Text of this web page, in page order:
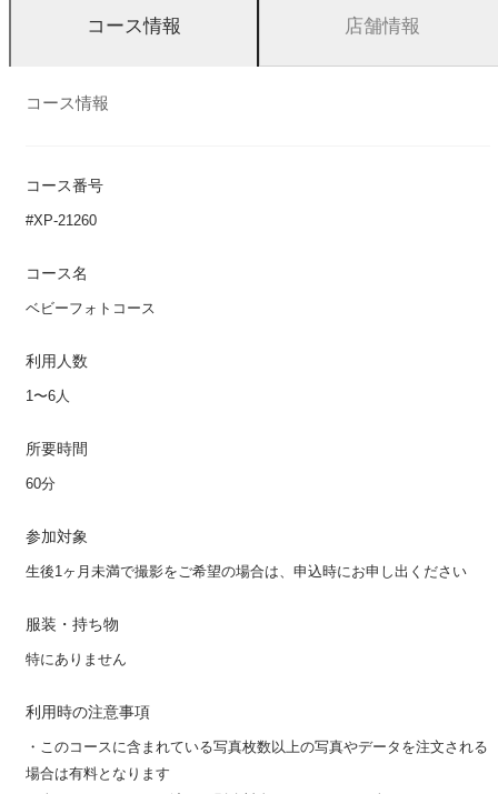
コース情報 店舗情報
コース情報
コース番号
#XP-21260
コース名
ベビーフォトコース
利用人数
1〜6人
所要時間
60分
参加対象
生後1ヶ月未満で撮影をご希望の場合は、申込時にお申し出ください
服装・持ち物
特にありません
利用時の注意事項
・このコースに含まれている写真枚数以上の写真やデータを注文される
場合は有料となります